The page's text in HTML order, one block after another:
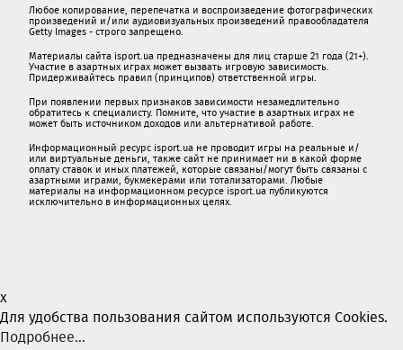
Любое копирование, перепечатка и воспроизведение фотографических
произведений и/или аудиовизуальных произведений правообладателя
Getty Images - строго запрещено.
Материалы сайта isport.ua предназначены для лиц старше 21 года (21+).
Участие в азартных играх может вызвать игровую зависимость.
Придерживайтесь правил (принципов) ответственной игры.
При появлении первых признаков зависимости незамедлительно
обратитесь к специалисту. Помните, что участие в азартных играх не
может быть источником доходов или альтернативой работе.
Информационный ресурс isport.ua не проводит игры на реальные и/
или виртуальные деньги, также сайт не принимает ни в какой форме
oплaту ставок и иных платежей, которые связаны/могут быть связаны c
азартными игрaми, букмекерами или тотализаторами. Любые
материалы на информационном ресурсе isport.ua публикуютcя
исключительно в информационных целях.
x
Для удобства пользования сайтом используются Cookies.
Подробнее...